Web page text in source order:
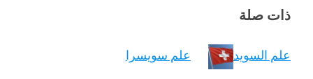
ذات صلة
علم السويد علم سويسرا